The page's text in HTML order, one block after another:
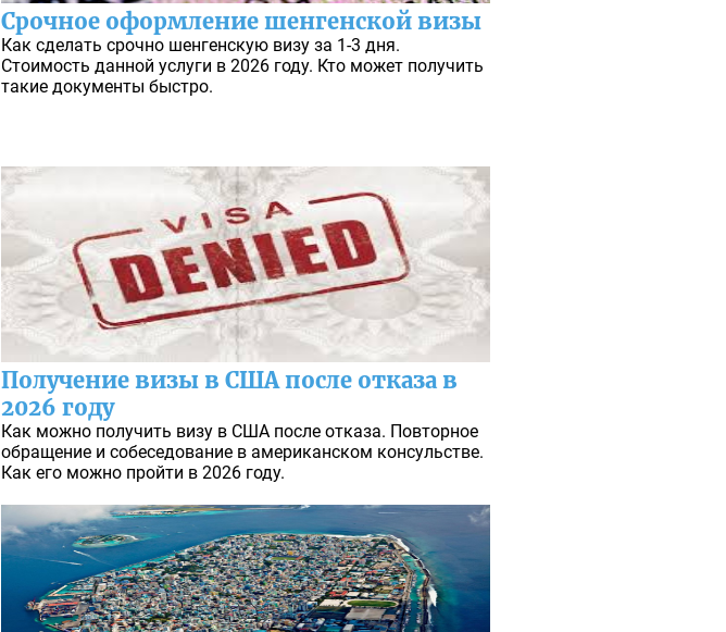
Срочное оформление шенгенской визы
Как сделать срочно шенгенскую визу за 1-3 дня.
Стоимость данной услуги в 2026 году. Кто может получить
такие документы быстро.
Получение визы в США после отказа в
2026 году
Как можно получить визу в США после отказа. Повторное
обращение и собеседование в американском консульстве.
Как его можно пройти в 2026 году.